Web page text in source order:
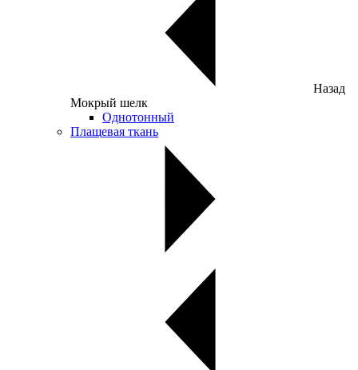
Назад
Мокрый шелк
Однотонный
Плащевая ткань